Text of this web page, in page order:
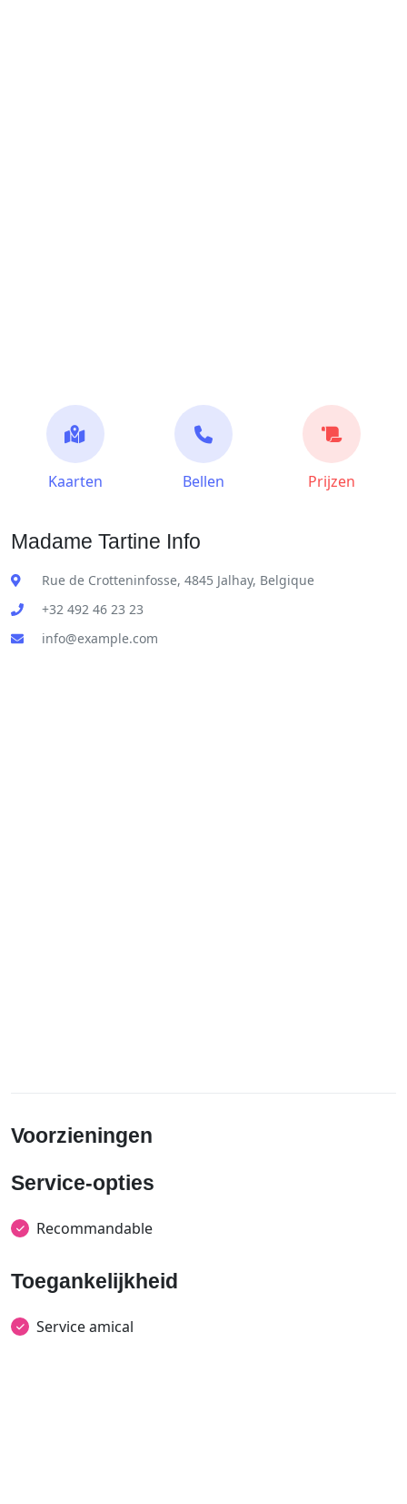
Kaarten Bellen Prijzen
Madame Tartine Info
Rue de Crotteninfosse, 4845 Jalhay, Belgique
+32 492 46 23 23
info@example.com
Voorzieningen
Service-opties
Recommandable
Toegankelijkheid
Service amical